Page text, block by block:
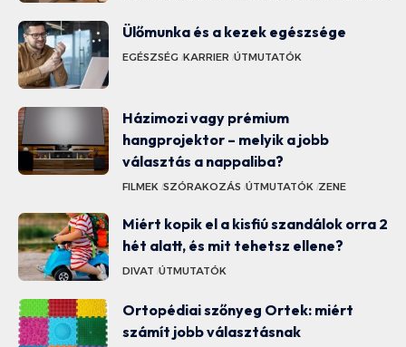
Ülőmunka és a kezek egészsége
EGÉSZSÉG KARRIER ÚTMUTATÓK
Házimozi vagy prémium
hangprojektor – melyik a jobb
választás a nappaliba?
FILMEK SZÓRAKOZÁS ÚTMUTATÓK ZENE
Miért kopik el a kisfiú szandálok orra 2
hét alatt, és mit tehetsz ellene?
DIVAT ÚTMUTATÓK
Ortopédiai szőnyeg Ortek: miért
számít jobb választásnak